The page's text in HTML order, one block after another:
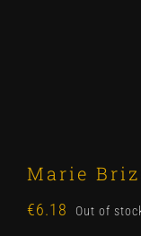
Marie
€6.18 Out of